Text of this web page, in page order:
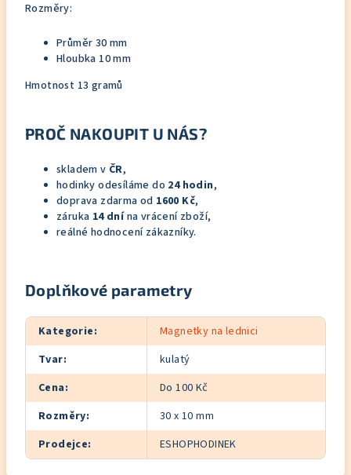
Rozměry:
Průměr 30 mm
Hloubka 10 mm
Hmotnost 13 gramů
PROČ NAKOUPIT U NÁS?
skladem v ČR,
hodinky odesíláme do 24 hodin,
doprava zdarma od 1600 Kč,
záruka 14 dnína vrácení zboží,
reálné hodnocení zákazníky.
Doplňkové parametry
Kategorie:
Magnetky na lednici
Tvar:
kulatý
Cena:
Do 100 Kč
Rozměry:
30 x 10 mm
Prodejce: ESHOPHODINEK